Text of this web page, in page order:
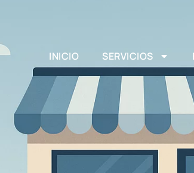
INICIO SERVICIOS